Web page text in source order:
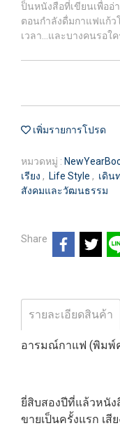
ป็นหนังสือที่เขียนเพื่ออ่
ตอนกำลังดื่มกาแฟแก้ว
เวลา...และบางคนรอใค
เพิ่มรายการโปรด
หมวดหมู่ :
เรียง , Life Style , เดิน
สังคมและวัฒนธรรม
Share
รายละเอียดสินค้า
อารมณ์กาแฟ (พิมพ์
ยี่สิบสองปีที่แล้วหนั
ขายเป็นครั้งแรก เ